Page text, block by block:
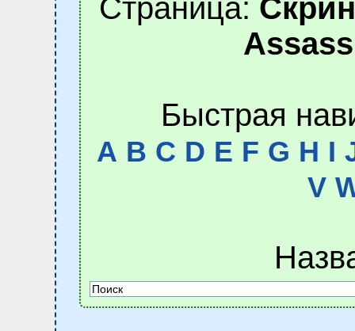
Страница:
Быстрая
A B C D E F G H I
V